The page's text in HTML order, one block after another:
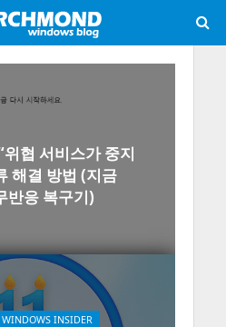
협 서비스가 중지
해결 방법 (지금
반응 복구기)
WINDOWS INSIDER